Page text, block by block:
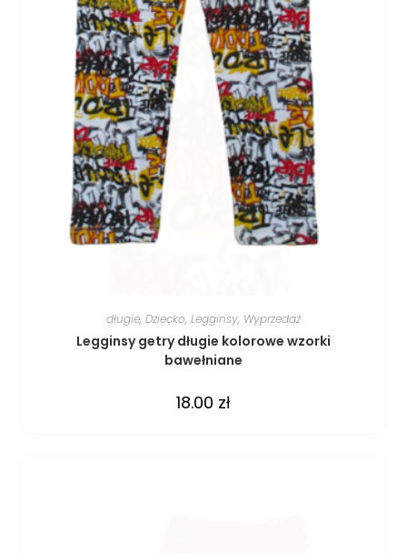
długie, Dziecko, Legginsy, Wyprzedaż
Legginsy getry długie kolorowe wzorki
bawełniane
18.00 zł